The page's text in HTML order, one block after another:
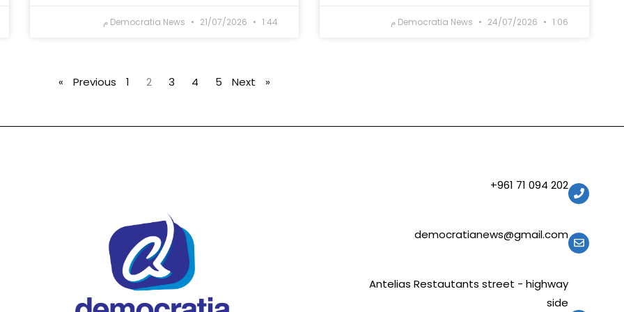
Democratia News 24/07/2026 1:06 م Democratia News 21/07/2026 1:44 م
« Previous
1 2 3 4 5 Next »
202 094 71 961+
democratianews@gmail.com
Antelias Restautants street - highway
side